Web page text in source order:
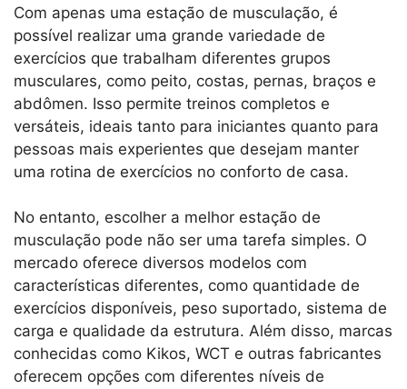
Com apenas uma estação de musculação, é
possível realizar uma grande variedade de
exercícios que trabalham diferentes grupos
musculares, como peito, costas, pernas, braços e
abdômen. Isso permite treinos completos e
versáteis, ideais tanto para iniciantes quanto para
pessoas mais experientes que desejam manter
uma rotina de exercícios no conforto de casa.
No entanto, escolher a melhor estação de
musculação pode não ser uma tarefa simples. O
mercado oferece diversos modelos com
características diferentes, como quantidade de
exercícios disponíveis, peso suportado, sistema de
carga e qualidade da estrutura. Além disso, marcas
conhecidas como Kikos, WCT e outras fabricantes
oferecem opções com diferentes níveis de